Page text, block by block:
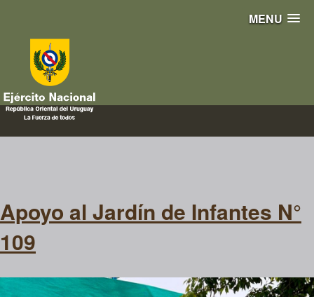
MENU
Ejército servicio apoyo
contribución colaboración
Infantería
Apoyo al Jardín de Infantes N°
109